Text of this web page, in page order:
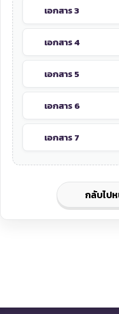
เอกสาร 3
เอกสาร 4
เอกสาร 5
เอกสาร 6
เอกสาร 7
กลับไป